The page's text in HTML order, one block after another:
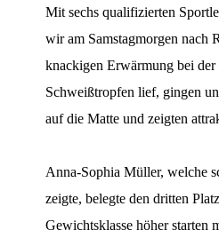
Mit sechs qualifizierten
wir am Samstagmorgen nach
knackigen Erwärmung bei der
Schweißtropfen lief, gingen
auf die Matte und zeigten
Anna-Sophia Müller, welche
zeigte, belegte den dritten
Gewichtsklasse höher starten